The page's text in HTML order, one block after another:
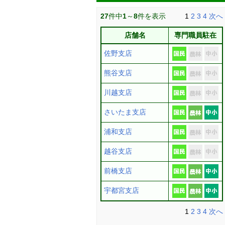
27件中1～8件を表示 1 2 3 4 次へ
店舗名 専門職員駐在
佐野支店
熊谷支店
川越支店
さいたま支店
浦和支店
越谷支店
前橋支店
宇都宮支店
1 2 3 4 次へ